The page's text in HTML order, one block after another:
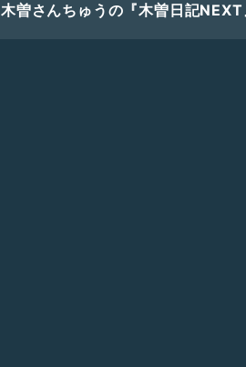
木曽さんちゅうの『木曽日記NEXT